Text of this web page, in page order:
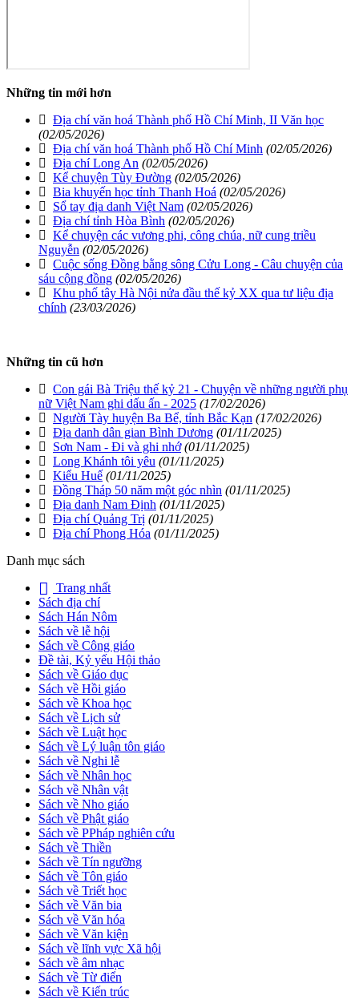
Những tin mới hơn
Địa chí văn hoá Thành phố Hồ Chí Minh, II Văn học
(02/05/2026)
Địa chí văn hoá Thành phố Hồ Chí Minh (02/05/2026)
Địa chí Long An (02/05/2026)
Kể chuyện Tùy Đường (02/05/2026)
Bia khuyến học tỉnh Thanh Hoá (02/05/2026)
Sổ tay địa danh Việt Nam (02/05/2026)
Địa chí tỉnh Hòa Bình (02/05/2026)
Kể chuyện các vương phi, công chúa, nữ cung triều
Nguyễn (02/05/2026)
Cuộc sống Đồng bằng sông Cửu Long - Câu chuyện của
sáu cộng đồng (02/05/2026)
Khu phố tây Hà Nội nửa đầu thế kỷ XX qua tư liệu địa
chính (23/03/2026)
Những tin cũ hơn
Con gái Bà Triệu thế kỷ 21 - Chuyện về những người phụ
nữ Việt Nam ghi dấu ấn - 2025 (17/02/2026)
Người Tày huyện Ba Bể, tỉnh Bắc Kạn (17/02/2026)
Địa danh dân gian Bình Dương (01/11/2025)
Sơn Nam - Đi và ghi nhớ (01/11/2025)
Long Khánh tôi yêu (01/11/2025)
Kiểu Huế (01/11/2025)
Đồng Tháp 50 năm một góc nhìn (01/11/2025)
Địa danh Nam Định (01/11/2025)
Địa chí Quảng Trị (01/11/2025)
Địa chí Phong Hóa (01/11/2025)
Danh mục sách
Trang nhất
Sách địa chí
Sách Hán Nôm
Sách về lễ hội
Sách về Công giáo
Đề tài, Kỷ yếu Hội thảo
Sách về Giáo dục
Sách về Hồi giáo
Sách về Khoa học
Sách về Lịch sử
Sách về Luật học
Sách về Lý luận tôn giáo
Sách về Nghi lễ
Sách về Nhân học
Sách về Nhân vật
Sách về Nho giáo
Sách về Phật giáo
Sách về PPháp nghiên cứu
Sách về Thiền
Sách về Tín ngưỡng
Sách về Tôn giáo
Sách về Triết học
Sách về Văn bia
Sách về Văn hóa
Sách về Văn kiện
Sách về lĩnh vực Xã hội
Sách về âm nhạc
Sách về Từ điển
Sách về Kiến trúc